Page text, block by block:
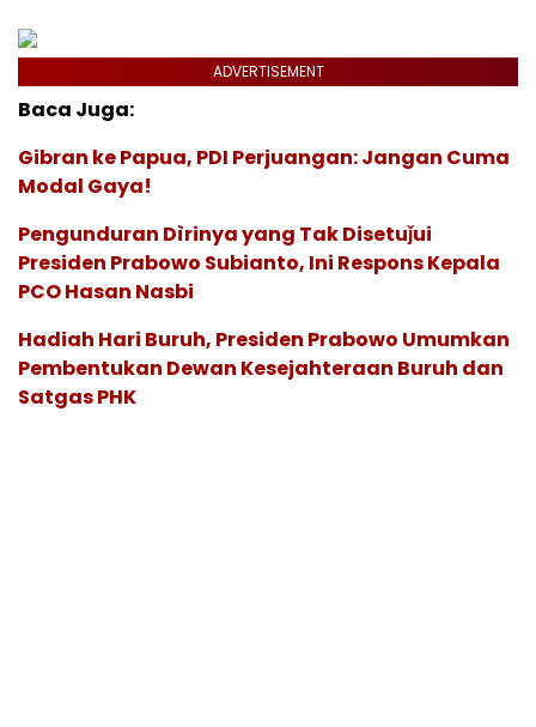
ADVERTISEMENT
Baca Juga:
Gibran ke Papua, PDI Perjuangan: Jangan Cuma
Modal Gaya!
Pengunduran Dìrinya yang Tak Disetuǰui
Presiden Prabowo Subianto, Ini Respons Kepala
PCO Hasan Nasbi
Hadiah Hari Buruh, Presiden Prabowo Umumkan
Pembentukan Dewan Kesejahteraan Buruh dan
Satgas PHK